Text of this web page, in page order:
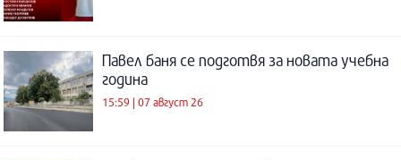
Павел баня се подготвя за новата учебна
година
15:59 | 07 август 26